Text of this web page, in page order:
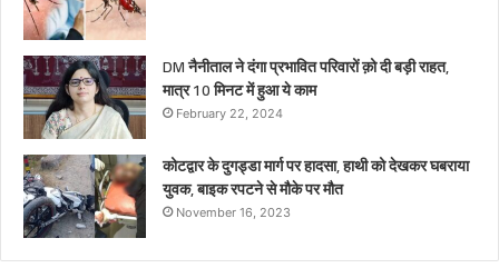
DM नैनीताल ने दंगा प्रभावित परिवारों क़ो दी बड़ी राहत,
मात्र 10 मिनट में हुआ ये काम
February 22, 2024
कोटद्वार के दुगड्डा मार्ग पर हादसा, हाथी को देखकर घबराया
युवक, बाइक रपटने से मौके पर मौत
November 16, 2023